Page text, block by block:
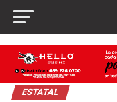
ESTATAL